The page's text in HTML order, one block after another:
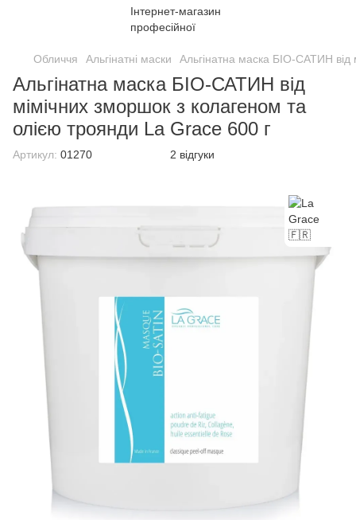
Обличчя Альгінатні маски Альгінатна маска БІО-САТИН від
Альгінатна маска БІО-САТИН від
мімічних зморшок з колагеном та
олією троянди La Grace 600 г
Артикул: 01270 2 відгуки